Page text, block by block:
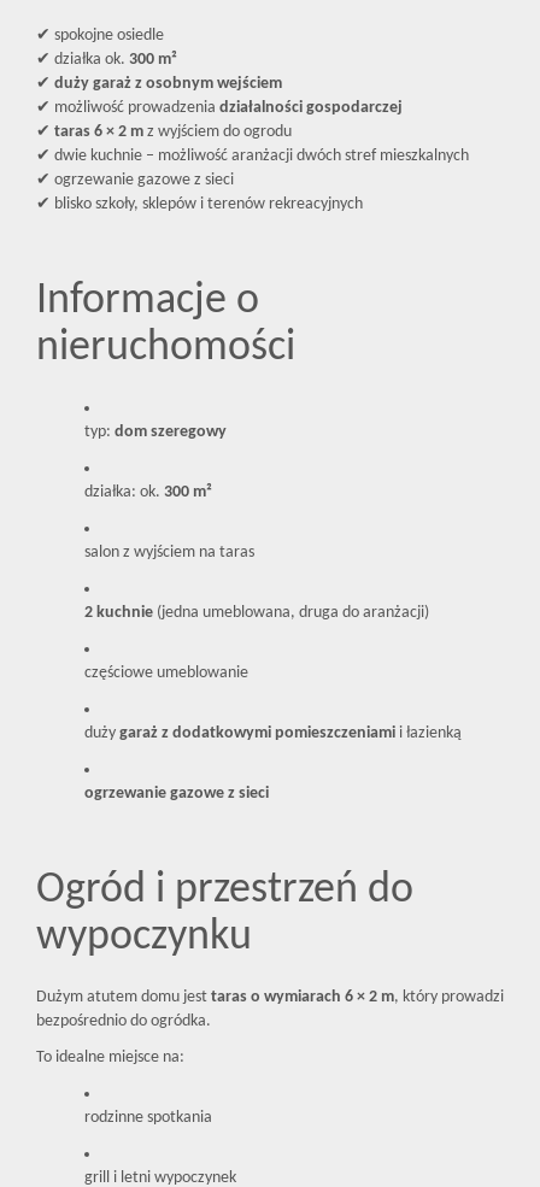
✔ spokojne osiedle
✔ działka ok. 300 m²
✔ duży garaż z osobnym wejściem
✔ możliwość prowadzenia działalności gospodarczej
✔ taras 6 × 2 m z wyjściem do ogrodu
✔ dwie kuchnie – możliwość aranżacji dwóch stref mieszkalnych
✔ ogrzewanie gazowe z sieci
✔ blisko szkoły, sklepów i terenów rekreacyjnych
Informacje o
nieruchomości
typ: dom szeregowy
działka: ok. 300 m²
salon z wyjściem na taras
2 kuchnie (jedna umeblowana, druga do aranżacji)
częściowe umeblowanie
duży garaż z dodatkowymi pomieszczeniami i łazienką
ogrzewanie gazowe z sieci
Ogród i przestrzeń do
wypoczynku
Dużym atutem domu jest taras o wymiarach 6 × 2 m, który prowadzi
bezpośrednio do ogródka.
To idealne miejsce na:
rodzinne spotkania
grill i letni wypoczynek